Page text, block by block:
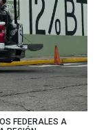
FEDERALES A